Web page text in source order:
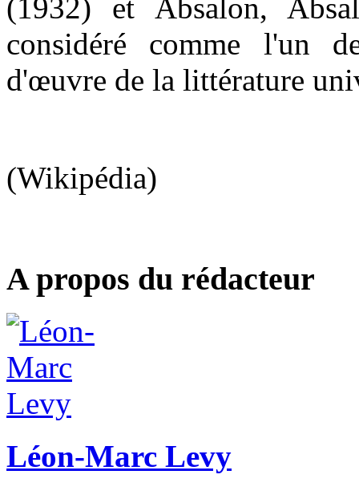
(1932) et Absalon,
considéré comme l'un
d'œuvre de la littérature
(Wikipédia)
A propos du rédacteur
Léon-Marc Levy